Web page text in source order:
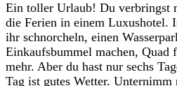
Ein toller Urlaub! Du verbringst
die Ferien in einem Luxushotel.
ihr schnorcheln, einen
Einkaufsbummel machen, Quad
mehr. Aber du hast nur sechs
Tag ist gutes Wetter.